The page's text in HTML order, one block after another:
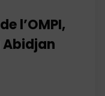
l’OMPI,
Abidjan